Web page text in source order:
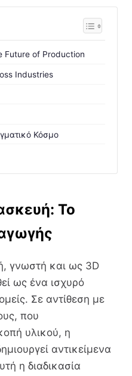
Future of Production
Industries
Κόσμο
Το
γνωστή και ως 3D
ως ένα ισχυρό
Σε αντίθεση με
που
υλικού, η
αντικείμενα
η διαδικασία